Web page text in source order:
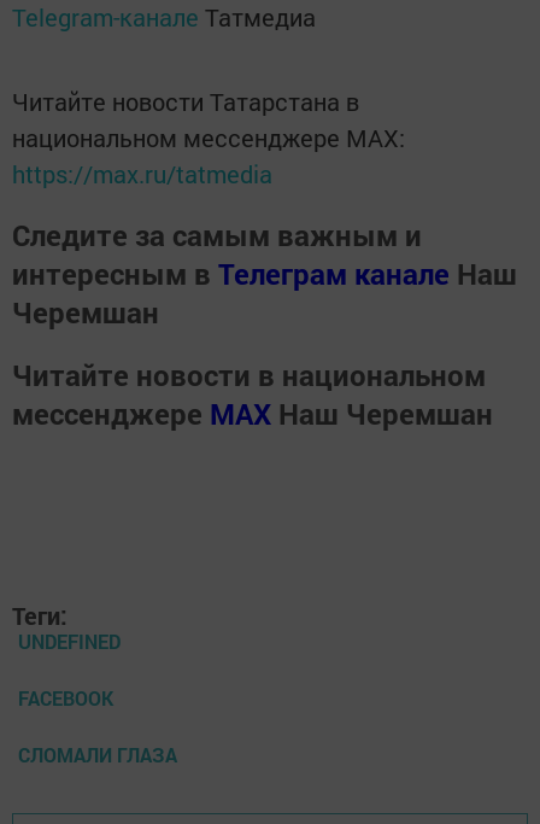
Telegram-канале Татмедиа
Читайте новости Татарстана в
национальном мессенджере MАХ:
https://max.ru/tatmedia
Следите за самым важным и
интересным в Телеграм канале Наш
Черемшан
Читайте новости в национальном
мессенджере MАХ Наш Черемшан
Теги:
UNDEFINED
FACEBOOK
СЛОМАЛИ ГЛАЗА